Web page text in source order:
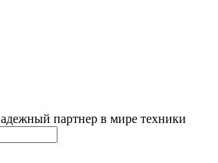
партнер в мире техники